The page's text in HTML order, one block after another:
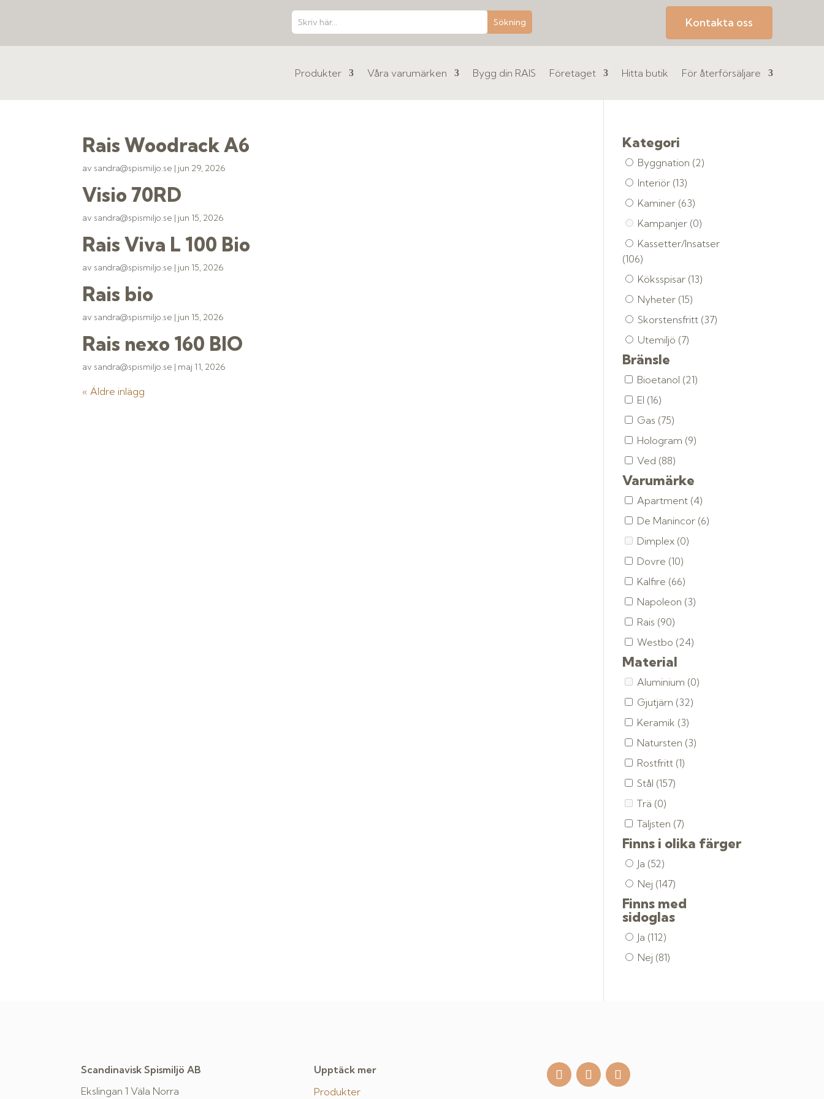
Kontakta oss
Produkter Våra varumärken Bygg din RAIS Företaget Hitta butik För återförsäljare
Rais Woodrack A6
av sandra@spismiljo.se | jun 29, 2026
Visio 70RD
av sandra@spismiljo.se | jun 15, 2026
Rais Viva L 100 Bio
av sandra@spismiljo.se | jun 15, 2026
Rais bio
av sandra@spismiljo.se | jun 15, 2026
Rais nexo 160 BIO
av sandra@spismiljo.se | maj 11, 2026
« Äldre inlägg
Kategori
Byggnation (2)
Interiör (13)
Kaminer (63)
Kampanjer (0)
Kassetter/Insatser
(106)
Köksspisar (13)
Nyheter (15)
Skorstensfritt (37)
Utemiljö (7)
Bränsle
Bioetanol (21)
El (16)
Gas (75)
Hologram (9)
Ved (88)
Varumärke
Apartment (4)
De Manincor (6)
Dimplex (0)
Dovre (10)
Kalfire (66)
Napoleon (3)
Rais (90)
Westbo (24)
Material
Aluminium (0)
Gjutjärn (32)
Keramik (3)
Natursten (3)
Rostfritt (1)
Stål (157)
Trä (0)
Täljsten (7)
Finns i olika färger
Ja (52)
Nej (147)
Finns med
sidoglas
Ja (112)
Nej (81)
Scandinavisk Spismiljö AB
Ekslingan 1 Väla Norra
Upptäck mer
Produkter